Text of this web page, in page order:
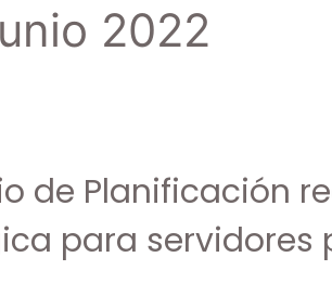
2022
de Planificación
para servidores